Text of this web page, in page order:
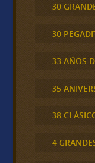
30
30
33 AÑOS
35
38
4